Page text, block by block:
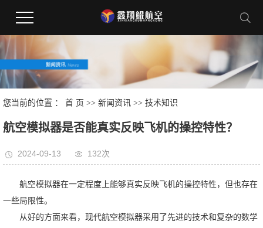
您当前的位置 ： 首 页 >> 新闻资讯 >> 技术知识
航空模拟器是否能真实反映飞机的操控特性？
2024-09-13 132次
航空模拟器在一定程度上能够真实反映飞机的操控特性，但也存在
一些局限性。
从好的方面来看，现代航空模拟器采用了先进的技术和复杂的数学